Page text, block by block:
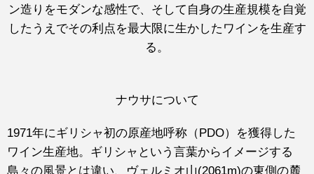
ン造りをモダンな感性で、そして自身の生産規模を自覚
したうえでその利点を最大限に生かしたワインを生産す
る。
ナウサについて
1971年にギリシャ初の原産地呼称（PDO）を獲得した
ワイン生産地。ギリシャという言葉からイメージする
島々の風景とは違い、ヴェルミオ山(2061m)の東側の麓